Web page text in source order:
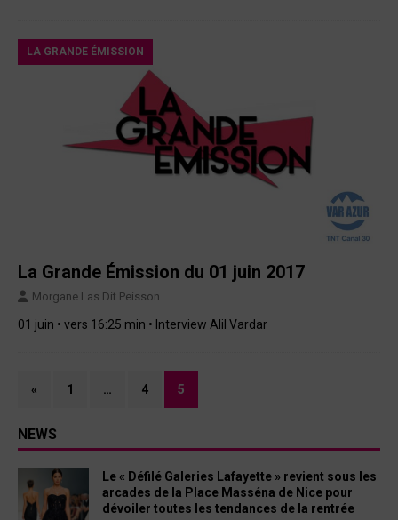
LA GRANDE ÉMISSION
La Grande Émission du 01 juin 2017
Morgane Las Dit Peisson
01 juin • vers 16:25 min • Interview Alil Vardar
« 1 … 4 5
NEWS
Le « Défilé Galeries Lafayette » revient sous les
arcades de la Place Masséna de Nice pour
dévoiler toutes les tendances de la rentrée